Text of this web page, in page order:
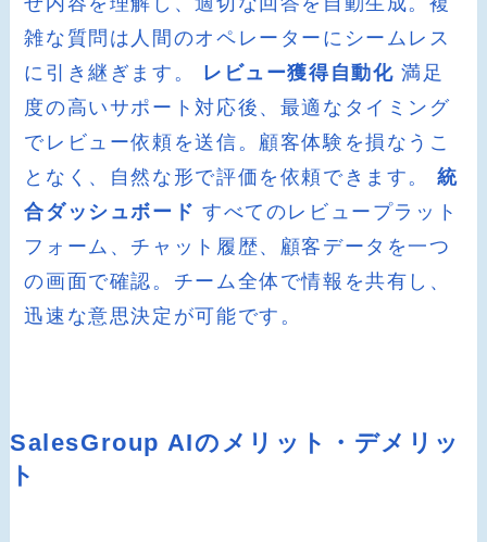
雑な質問は人間のオペレーターにシームレス
に引き継ぎます。
レビュー獲得自動化 満足
度の高いサポート対応後、最適なタイミング
でレビュー依頼を送信。顧客体験を損なうこ
となく、自然な形で評価を依頼できます。 統
合ダッシュボード すべてのレビュープラット
フォーム、チャット履歴、顧客データを一つ
の画面で確認。チーム全体で情報を共有し、
迅速な意思決定が可能です。
SalesGroup AIのメリット・デメリッ
ト